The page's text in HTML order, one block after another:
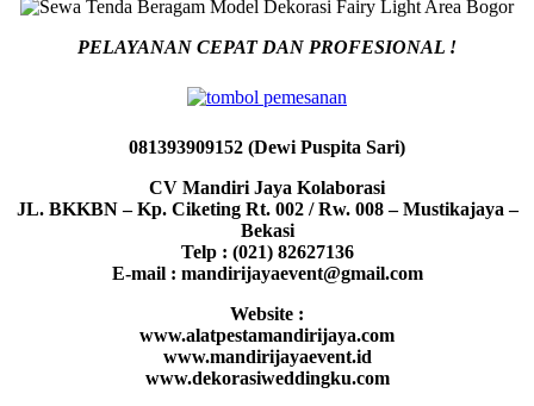
PELAYANAN CEPAT DAN PROFESIONAL !
081393909152 (Dewi Puspita Sari)
CV Mandiri Jaya Kolaborasi
JL. BKKBN – Kp. Ciketing Rt. 002 / Rw. 008 – Mustikajaya –
Bekasi
Telp : (021) 82627136
E-mail : mandirijayaevent@gmail.com
Website :
www.alatpestamandirijaya.com
www.mandirijayaevent.id
www.dekorasiweddingku.com